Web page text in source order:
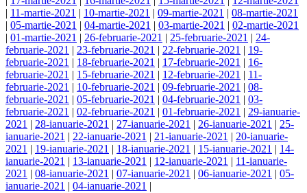
| 11-martie-2021 | 10-martie-2021 | 09-martie-2021 | 08-martie-2021
| 05-martie-2021 | 04-martie-2021 | 03-martie-2021 | 02-martie-2021
| 01-martie-2021 | 26-februarie-2021 | 25-februarie-2021 | 24-
februarie-2021 | 23-februarie-2021 | 22-februarie-2021 | 19-
februarie-2021 | 18-februarie-2021 | 17-februarie-2021 | 16-
februarie-2021 | 15-februarie-2021 | 12-februarie-2021 | 11-
februarie-2021 | 10-februarie-2021 | 09-februarie-2021 | 08-
februarie-2021 | 05-februarie-2021 | 04-februarie-2021 | 03-
februarie-2021 | 02-februarie-2021 | 01-februarie-2021 | 29-ianuarie-
2021 | 28-ianuarie-2021 | 27-ianuarie-2021 | 26-ianuarie-2021 | 25-
ianuarie-2021 | 22-ianuarie-2021 | 21-ianuarie-2021 | 20-ianuarie-
2021 | 19-ianuarie-2021 | 18-ianuarie-2021 | 15-ianuarie-2021 | 14-
ianuarie-2021 | 13-ianuarie-2021 | 12-ianuarie-2021 | 11-ianuarie-
2021 | 08-ianuarie-2021 | 07-ianuarie-2021 | 06-ianuarie-2021 | 05-
ianuarie-2021 | 04-ianuarie-2021 |